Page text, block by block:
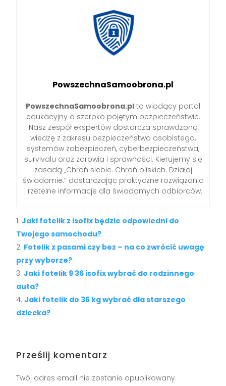
PowszechnaSamoobrona.pl
PowszechnaSamoobrona.pl to wiodący portal
edukacyjny o szeroko pojętym bezpieczeństwie.
Nasz zespół ekspertów dostarcza sprawdzoną
wiedzę z zakresu bezpieczeństwa osobistego,
systemów zabezpieczeń, cyberbezpieczeństwa,
survivalu oraz zdrowia i sprawności. Kierujemy się
zasadą „Chroń siebie. Chroń bliskich. Działaj
świadomie.” dostarczając praktyczne rozwiązania
i rzetelne informacje dla świadomych odbiorców.
Jaki fotelik z isofix będzie odpowiedni do
Twojego samochodu?
Fotelik z pasami czy bez – na co zwrócić uwagę
przy wyborze?
Jaki fotelik 9 36 isofix wybrać do rodzinnego
auta?
Jaki fotelik do 36 kg wybrać dla starszego
dziecka?
Prześlij komentarz
Twój adres email nie zostanie opublikowany.